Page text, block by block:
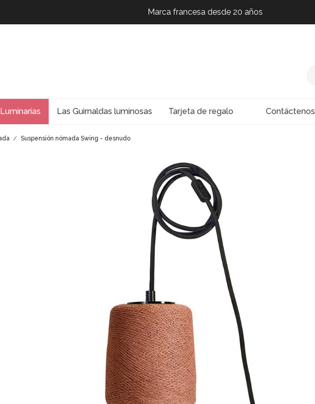
Marca francesa desde 20 años
Marca francesa desde 20 años
Luminarias Las Guirnaldas luminosas Tarjeta de regalo Contáctenos
Suspensión nómada Swing - desnudo